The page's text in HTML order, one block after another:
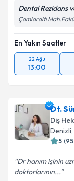
Dental Rezidans
Çamlaraltı
En Yakın Saatler
22 Ağu
13:00
Dt.
Diş
Denizli
5 (95
Dr hanım işinin
doktorlarının...